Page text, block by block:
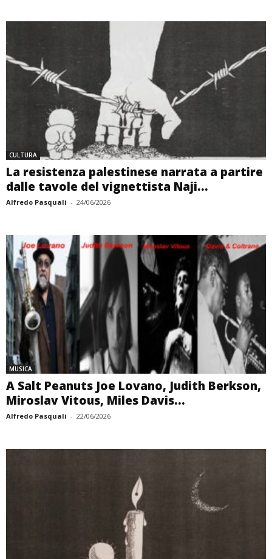
CULTURA
La resistenza palestinese narrata a partire
dalle tavole del vignettista Naji...
Alfredo Pasquali - 24/06/2026
MUSICA
A Salt Peanuts Joe Lovano, Judith Berkson,
Miroslav Vitous, Miles Davis...
Alfredo Pasquali - 22/06/2026